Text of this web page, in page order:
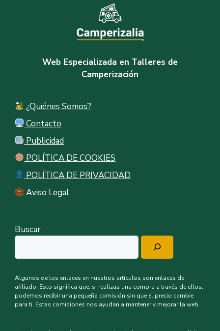
Web Especializada en Talleres de
Camperización
¿Quiénes Somos?
Contacto
Publicidad
POLÍTICA DE COOKIES
POLÍTICA DE PRIVACIDAD
Aviso Legal
Buscar
Algunos de los enlaces en nuestros artículos son enlaces de
afiliado. Esto significa que, si realizas una compra a través de ellos,
podemos recibir una pequeña comisión sin que el precio cambie
para ti. Estas comisiones nos ayudan a mantener y mejorar la web.